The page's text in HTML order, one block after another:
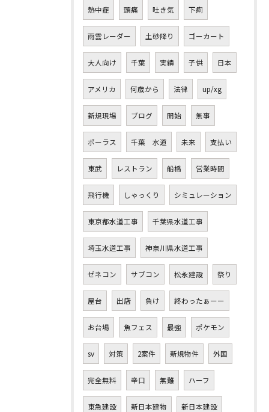
熱中症 頭痛 吐き気 下痢
雨雲レーダー 土砂降り ゴーカート
大人向け 千葉 実績 子供 日本
アメリカ 何歳から 法律 up/xg
新規現場 ブログ 開始 無事
ポーラス 千葉 水道 未来 支払い
東武 レストラン 船橋 営業時間
飛行機 しゃっくり シミュレーション
東京都水道工事 千葉県水道工事
埼玉水道工事 神奈川県水道工事
ゼネコン サブコン 松永建設 祭り
屋台 出店 負け 終わったぁーー
お台場 魚フェス 最強 ポケモン
sv 対策 2案件 新規物件 外国
完全無料 辛口 無難 ハーフ
東急建設 新日本建物 新日本建設